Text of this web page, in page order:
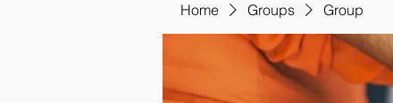
Home Groups Group